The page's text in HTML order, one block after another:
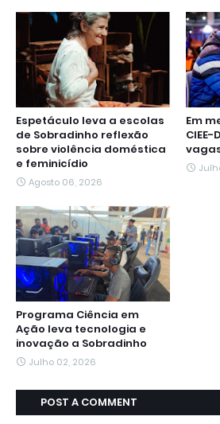
Espetáculo leva a escolas
de Sobradinho reflexão
sobre violência doméstica
e feminicídio
Agosto 06, 2026
Em
Programa Ciência em
Ação leva tecnologia e
inovação a Sobradinho
Julho 02, 2026
POST A COMMENT